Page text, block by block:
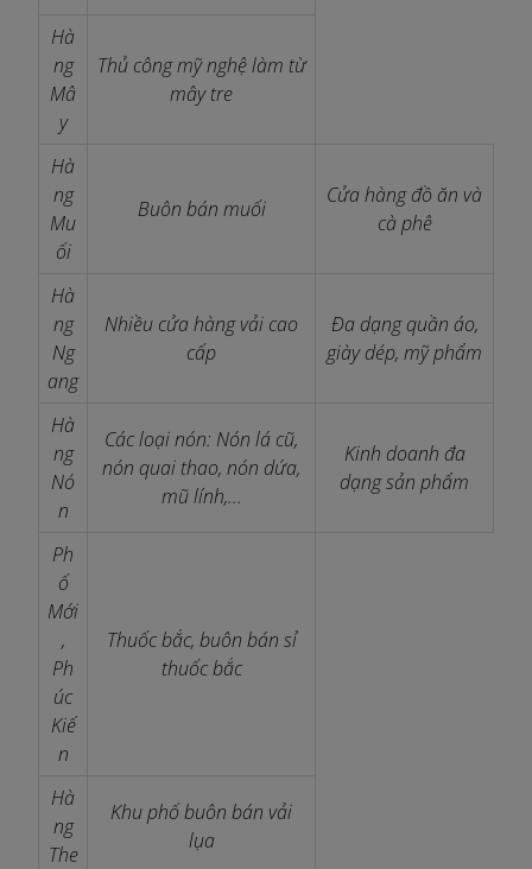
Hà
ng
Mâ
y
Thủ công mỹ nghệ làm từ
mây tre
Hà
ng
Mu
ối
Buôn bán muối
Cửa hàng đồ ăn và
cà phê
Hà
ng
Ng
ang
Nhiều cửa hàng vải cao
cấp
Đa dạng quần áo,
giày dép, mỹ phẩm
Hà
ng
Nó
n
Các loại nón: Nón lá cũ,
nón quai thao, nón dứa,
mũ lính,...
Kinh doanh đa
dạng sản phẩm
Ph
ố
Mới
,
Ph
úc
Kiế
n
Thuốc bắc, buôn bán sỉ
thuốc bắc
Hà
ng
The
Khu phố buôn bán vải
lụa